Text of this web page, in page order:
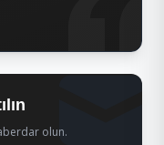
olun.